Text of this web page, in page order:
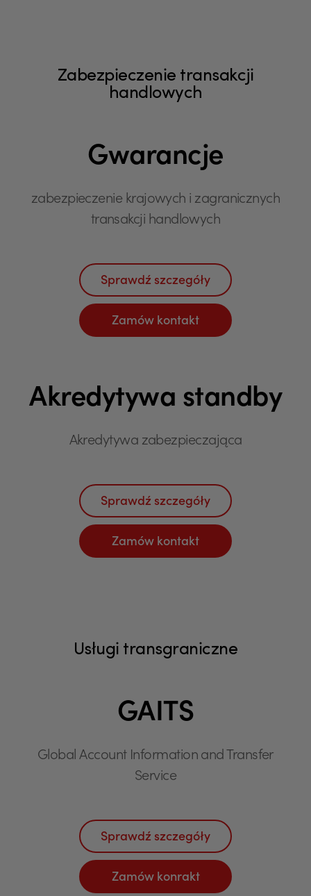
Zabezpieczenie transakcji
handlowych
Gwarancje
zabezpieczenie krajowych i zagranicznych
transakcji handlowych
Sprawdź szczegóły
Zamów kontakt
Akredytywa standby
Akredytywa zabezpieczająca
Sprawdź szczegóły
Zamów kontakt
Usługi transgraniczne
GAITS
Global Account Information and Transfer
Service
Sprawdź szczegóły
Zamów konrakt